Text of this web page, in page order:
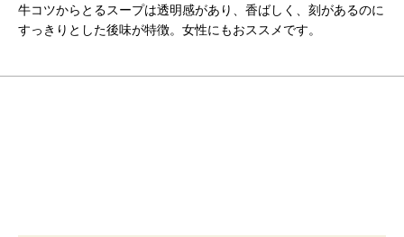
牛コツからとるスープは透明感があり、香ばしく、刻があるのに
すっきりとした後味が特徴。女性にもおススメです。